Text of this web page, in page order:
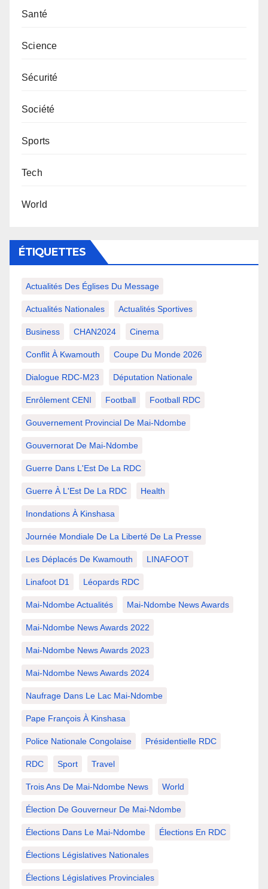
Santé
Science
Sécurité
Société
Sports
Tech
World
ÉTIQUETTES
Actualités Des Églises Du Message
Actualités Nationales Actualités Sportives
Business CHAN2024 Cinema
Conflit À Kwamouth Coupe Du Monde 2026
Dialogue RDC-M23 Députation Nationale
Enrôlement CENI Football Football RDC
Gouvernement Provincial De Mai-Ndombe
Gouvernorat De Mai-Ndombe
Guerre Dans L'Est De La RDC
Guerre À L'Est De La RDC Health
Inondations À Kinshasa
Journée Mondiale De La Liberté De La Presse
Les Déplacés De Kwamouth LINAFOOT
Linafoot D1 Léopards RDC
Mai-Ndombe Actualités Mai-Ndombe News Awards
Mai-Ndombe News Awards 2022
Mai-Ndombe News Awards 2023
Mai-Ndombe News Awards 2024
Naufrage Dans Le Lac Mai-Ndombe
Pape François À Kinshasa
Police Nationale Congolaise Présidentielle RDC
RDC Sport Travel
Trois Ans De Mai-Ndombe News World
Élection De Gouverneur De Mai-Ndombe
Élections Dans Le Mai-Ndombe Élections En RDC
Élections Législatives Nationales
Élections Législatives Provinciales